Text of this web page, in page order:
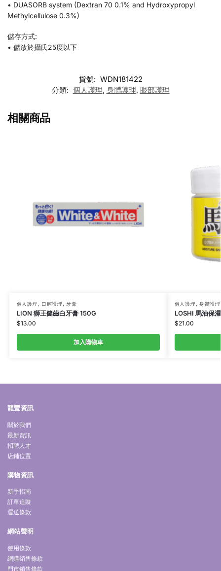
• DUASORB system (Dextran 70 0.1% and Hydroxypropyl
Methylcellulose 0.3%)
儲存方式:
• 儲放於攝氏25度以下
貨號: WDN181422
分類: 個人護理, 身體護理, 眼部護理
相關商品
個人護理 , 口腔護理 , 牙膏
LION 獅王健齒白牙膏 150G
$13.00
加入購物車
個人護理 , 身體護理
LOSHI 馬油保
$21.00
龍豐資訊
關於我們
最新資訊
招聘人才
店鋪位置
購物資訊
新手指南
訂單追蹤
運送條款
網站聲明
使用條款
網購銷售條款
門市銷售條款